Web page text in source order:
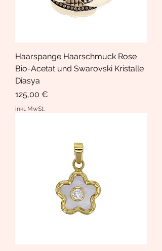
Haarspange Haarschmuck Rose
Bio-Acetat und Swarovski Kristalle
Diasya
Preis
125,00 €
inkl. MwSt.